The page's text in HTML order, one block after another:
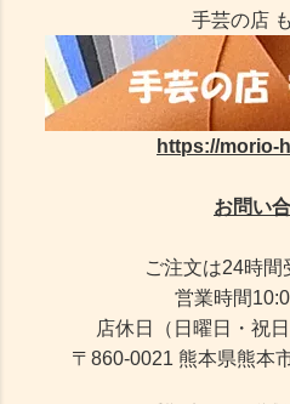
手芸の店
https://morio-
お問い
ご注文は24時間
営業時間
店休日（日曜日・祝
〒860-0021 熊本県熊本